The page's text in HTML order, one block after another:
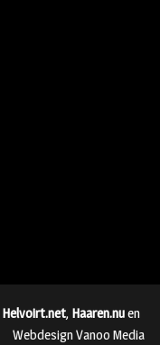
Helvoirt.net, Haaren.nuen
Webdesign Vanoo Media